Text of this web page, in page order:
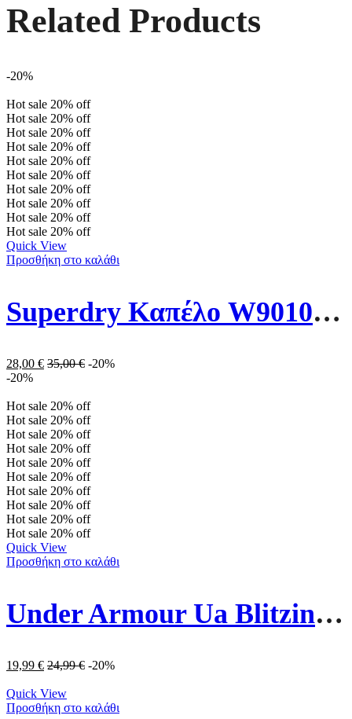
Related Products
-20%
Hot sale 20% off
Hot sale 20% off
Hot sale 20% off
Hot sale 20% off
Hot sale 20% off
Hot sale 20% off
Hot sale 20% off
Hot sale 20% off
Hot sale 20% off
Hot sale 20% off
Quick View
Προσθήκη στο καλάθι
Superdry Καπέλο W9010170A-1JB Καφέ
28,00 € 35,00€ -20%
-20%
Hot sale 20% off
Hot sale 20% off
Hot sale 20% off
Hot sale 20% off
Hot sale 20% off
Hot sale 20% off
Hot sale 20% off
Hot sale 20% off
Hot sale 20% off
Hot sale 20% off
Quick View
Προσθήκη στο καλάθι
Under Armour Ua Blitzing Καπέλο 1376705-697 Ροζ
19,99 € 24,99€ -20%
Quick View
Προσθήκη στο καλάθι